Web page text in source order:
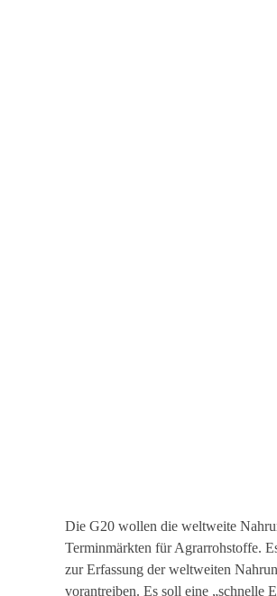
r
e
i
Die G20 wollen die weltweite
Terminmärkten für Agrarrohstoffe.
zur Erfassung der weltweiten
vorantreiben. Es soll eine „schnelle